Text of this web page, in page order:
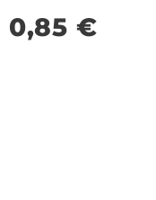
0,85 €